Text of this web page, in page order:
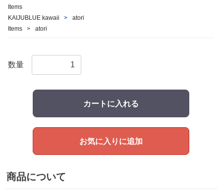
Items
KAIJUBLUE kawaii
atori
Items
atori
数量
カートに入れる
お気に入りに追加
商品について